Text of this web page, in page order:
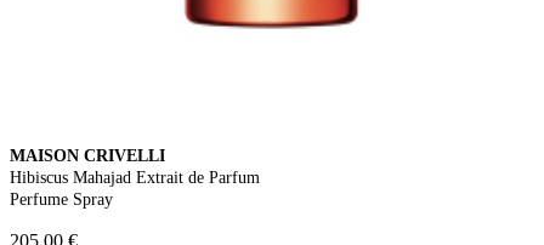
MAISON CRIVELLI
Hibiscus Mahajad Extrait de Parfum
Perfume Spray
205,00 €